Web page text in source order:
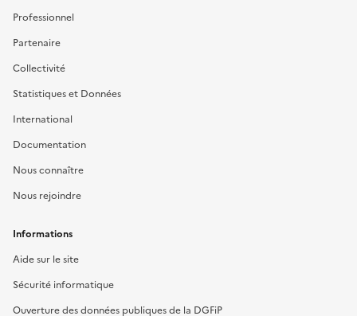
Professionnel
Partenaire
Collectivité
Statistiques et Données
International
Documentation
Nous connaître
Nous rejoindre
Informations
Aide sur le site
Sécurité informatique
Ouverture des données publiques de la DGFiP